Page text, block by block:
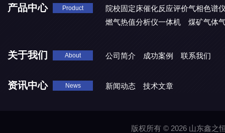
产品中心 Product
院校固定床催化反应评价气相色谱
燃气热值分析仪一体机
煤矿气体
关于我们 About 公司简介 成功案例 联系我们
资讯中心 News 新闻动态 技术文章
版权所有 © 2026 山东鑫之